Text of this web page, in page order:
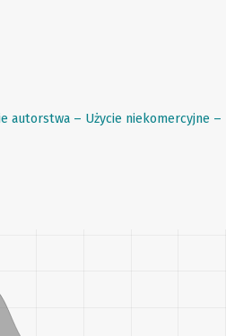
autorstwa – Użycie niekomercyjne –